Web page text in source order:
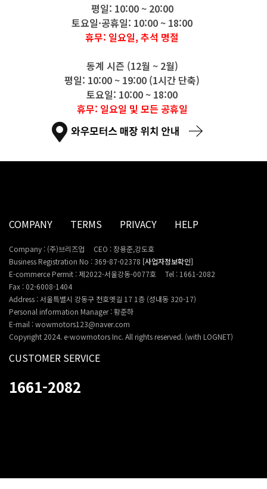
평일: 10:00 ~ 20:00
토요일·공휴일: 10:00 ~ 18:00
휴무: 일요일, 추석 명절
동계 시즌 (12월 ~ 2월)
평일: 10:00 ~ 19:00 (1시간 단축)
토요일: 10:00 ~ 18:00
휴무: 일요일 및 모든 공휴일
COMPANY TERMS PRIVACY HELP
Company : (주)브리즈업
CEO : 장용준,강도호
Business Registration No : 369-87-02378 [사업자정보확인]
E-commerce Permit : 제2022-서울강동-0077호
Tel : 1661-2082
Fax : 02-6008-1404
Address : 서울특별시 강동구 천호옛길 17 1층 (성내동 320-17)
Personal information Manager : 황준하
E-mail : wowmotors123@naver.com
Copyright 2024. e-wowmotors Inc. All rights reserved. (with LOGNET)
CUSTOMER SERVICE
1661-2082